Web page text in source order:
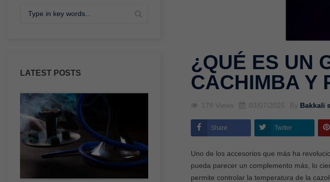
LATEST POSTS
¿QUÉ ES UN
CACHIMBA Y
178 Views 03/07/2026 By Bakkali
Share Twitter
Uno de los accesorios que más ha
pueda parecer un complemento más, lo
permite controlar la temperatura de la